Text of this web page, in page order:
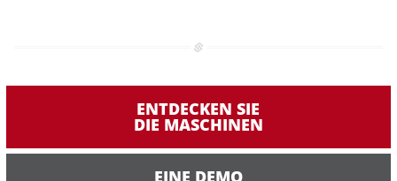
ENTDECKEN SIE
DIE MASCHINEN
EINE DEMO